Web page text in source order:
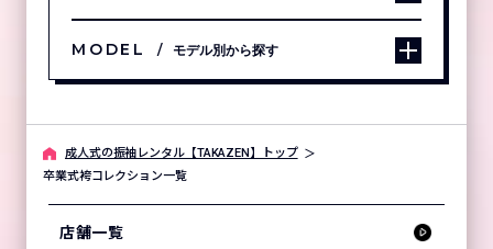
MODEL モデル別から探す
成⼈式の振袖レンタル【TAKAZEN】トップ
卒業式袴コレクション一覧
店舗一覧